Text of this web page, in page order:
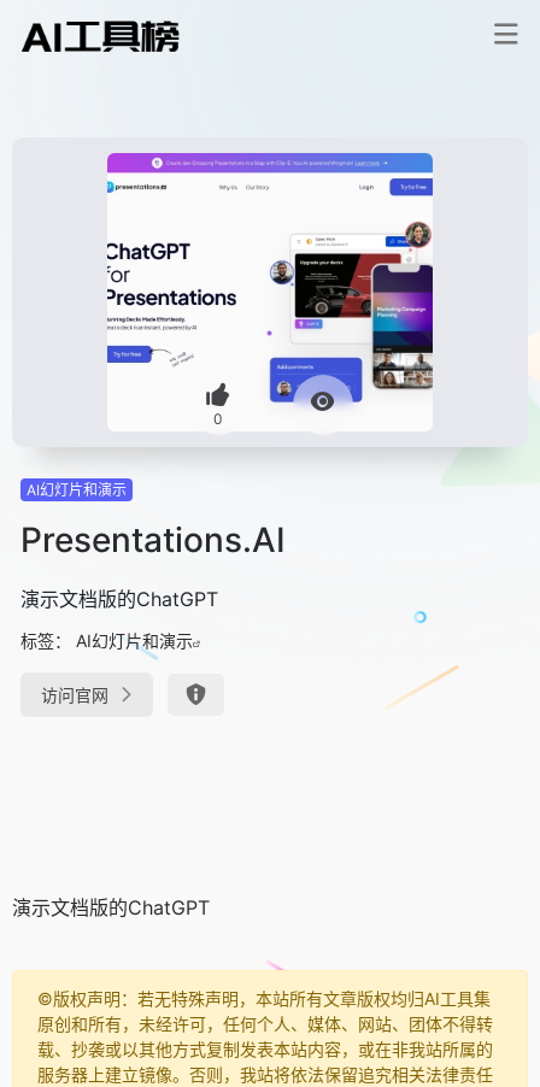
0
AI幻灯片和演示
Presentations.AI
演示文档版的ChatGPT
标签： AI幻灯片和演示
访问官网
演示文档版的ChatGPT
©️版权声明：若无特殊声明，本站所有文章版权均归AI工具集
原创和所有，未经许可，任何个人、媒体、网站、团体不得转
载、抄袭或以其他方式复制发表本站内容，或在非我站所属的
服务器上建立镜像。否则，我站将依法保留追究相关法律责任